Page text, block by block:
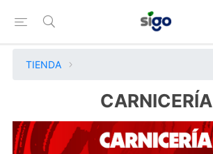
TIENDA
CARNICERÍA